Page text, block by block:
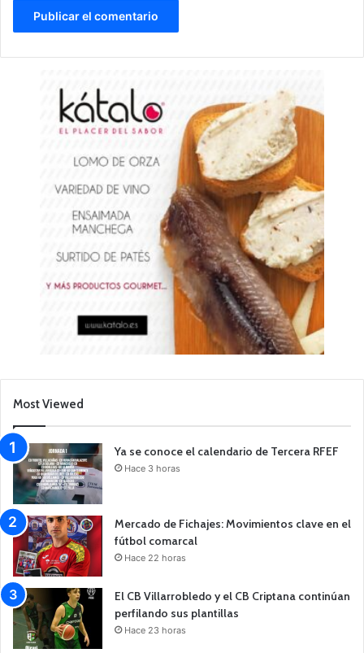
Most Viewed
Ya se conoce el calendario de Tercera RFEF
Hace 3 horas
Mercado de Fichajes: Movimientos clave en el
fútbol comarcal
Hace 22 horas
El CB Villarrobledo y el CB Criptana continúan
perfilando sus plantillas
Hace 23 horas